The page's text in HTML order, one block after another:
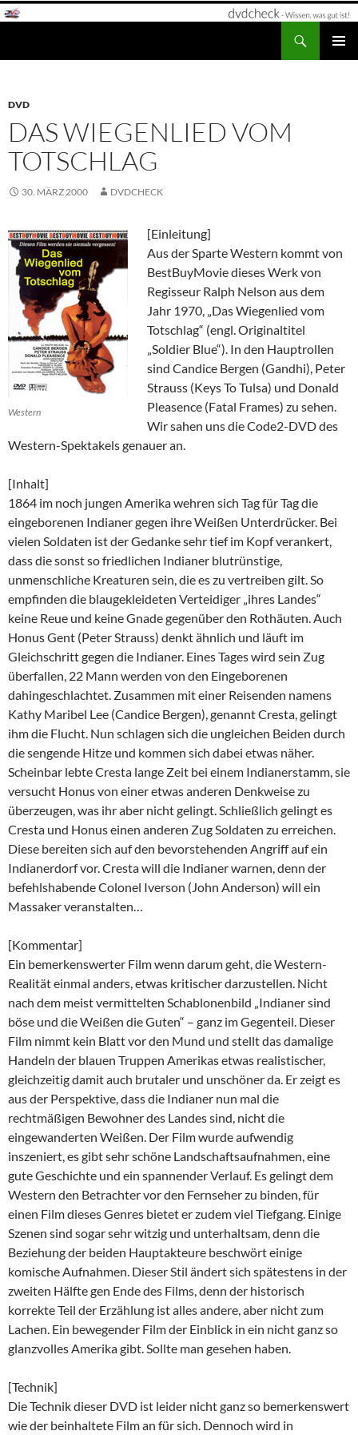
Zum
DVD
DAS WIEGENLIED VOM
TOTSCHLAG
30. MÄRZ 2000 DVDCHECK
Western
[Einleitung]
Aus der Sparte Western kommt von
BestBuyMovie dieses Werk von
Regisseur Ralph Nelson aus dem
Jahr 1970, „Das Wiegenlied vom
Totschlag“ (engl. Originaltitel
„Soldier Blue“). In den Hauptrollen
sind Candice Bergen (Gandhi), Peter
Strauss (Keys To Tulsa) und Donald
Pleasence (Fatal Frames) zu sehen.
Wir sahen uns die Code2-DVD des
Western-Spektakels genauer an.
[Inhalt]
1864 im noch jungen Amerika wehren sich Tag für Tag die
eingeborenen Indianer gegen ihre Weißen Unterdrücker. Bei
vielen Soldaten ist der Gedanke sehr tief im Kopf verankert,
dass die sonst so friedlichen Indianer blutrünstige,
unmenschliche Kreaturen sein, die es zu vertreiben gilt. So
empfinden die blaugekleideten Verteidiger „ihres Landes“
keine Reue und keine Gnade gegenüber den Rothäuten. Auch
Honus Gent (Peter Strauss) denkt ähnlich und läuft im
Gleichschritt gegen die Indianer. Eines Tages wird sein Zug
überfallen, 22 Mann werden von den Eingeborenen
dahingeschlachtet. Zusammen mit einer Reisenden namens
Kathy Maribel Lee (Candice Bergen), genannt Cresta, gelingt
ihm die Flucht. Nun schlagen sich die ungleichen Beiden durch
die sengende Hitze und kommen sich dabei etwas näher.
Scheinbar lebte Cresta lange Zeit bei einem Indianerstamm, sie
versucht Honus von einer etwas anderen Denkweise zu
überzeugen, was ihr aber nicht gelingt. Schließlich gelingt es
Cresta und Honus einen anderen Zug Soldaten zu erreichen.
Diese bereiten sich auf den bevorstehenden Angriff auf ein
Indianerdorf vor. Cresta will die Indianer warnen, denn der
befehlshabende Colonel Iverson (John Anderson) will ein
Massaker veranstalten…
[Kommentar]
Ein bemerkenswerter Film wenn darum geht, die Western-
Realität einmal anders, etwas kritischer darzustellen. Nicht
nach dem meist vermittelten Schablonenbild „Indianer sind
böse und die Weißen die Guten“ – ganz im Gegenteil. Dieser
Film nimmt kein Blatt vor den Mund und stellt das damalige
Handeln der blauen Truppen Amerikas etwas realistischer,
gleichzeitig damit auch brutaler und unschöner da. Er zeigt es
aus der Perspektive, dass die Indianer nun mal die
rechtmäßigen Bewohner des Landes sind, nicht die
eingewanderten Weißen. Der Film wurde aufwendig
inszeniert, es gibt sehr schöne Landschaftsaufnahmen, eine
gute Geschichte und ein spannender Verlauf. Es gelingt dem
Western den Betrachter vor den Fernseher zu binden, für
einen Film dieses Genres bietet er zudem viel Tiefgang. Einige
Szenen sind sogar sehr witzig und unterhaltsam, denn die
Beziehung der beiden Hauptakteure beschwört einige
komische Aufnahmen. Dieser Stil ändert sich spätestens in der
zweiten Hälfte gen Ende des Films, denn der historisch
korrekte Teil der Erzählung ist alles andere, aber nicht zum
Lachen. Ein bewegender Film der Einblick in ein nicht ganz so
glanzvolles Amerika gibt. Sollte man gesehen haben.
[Technik]
Die Technik dieser DVD ist leider nicht ganz so bemerkenswert
wie der beinhaltete Film an für sich. Dennoch wird in